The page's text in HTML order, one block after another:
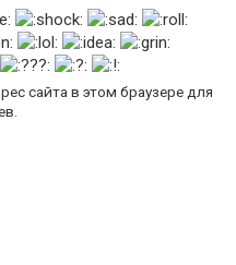
сайта в этом браузере для